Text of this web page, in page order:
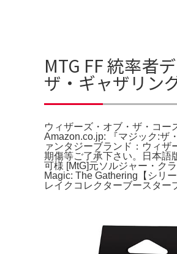
MTG FF 統率者
ザ・ギャザリン
ウィザーズ・オブ・ザ・コ
Amazon.co.jp: 『マジック:ザ
ァンタジーブランド：ウィ
期傷等ご了承下さい。日本語
可様 [MtG]元ソルジャー・
Magic: The Gathering【シリ
レイクコレクターブースター